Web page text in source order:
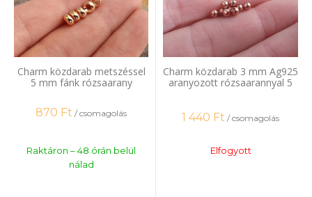
Charm közdarab metszéssel
5 mm fánk rózsaarany
minőségi bevonat 20 db
870 Ft / csomagolás
Raktáron – 48 órán belül
nálad
Charm közdarab 3 mm Ag925
aranyozott rózsaarannyal 5
1 440 Ft / csomagolás
Elfogyott